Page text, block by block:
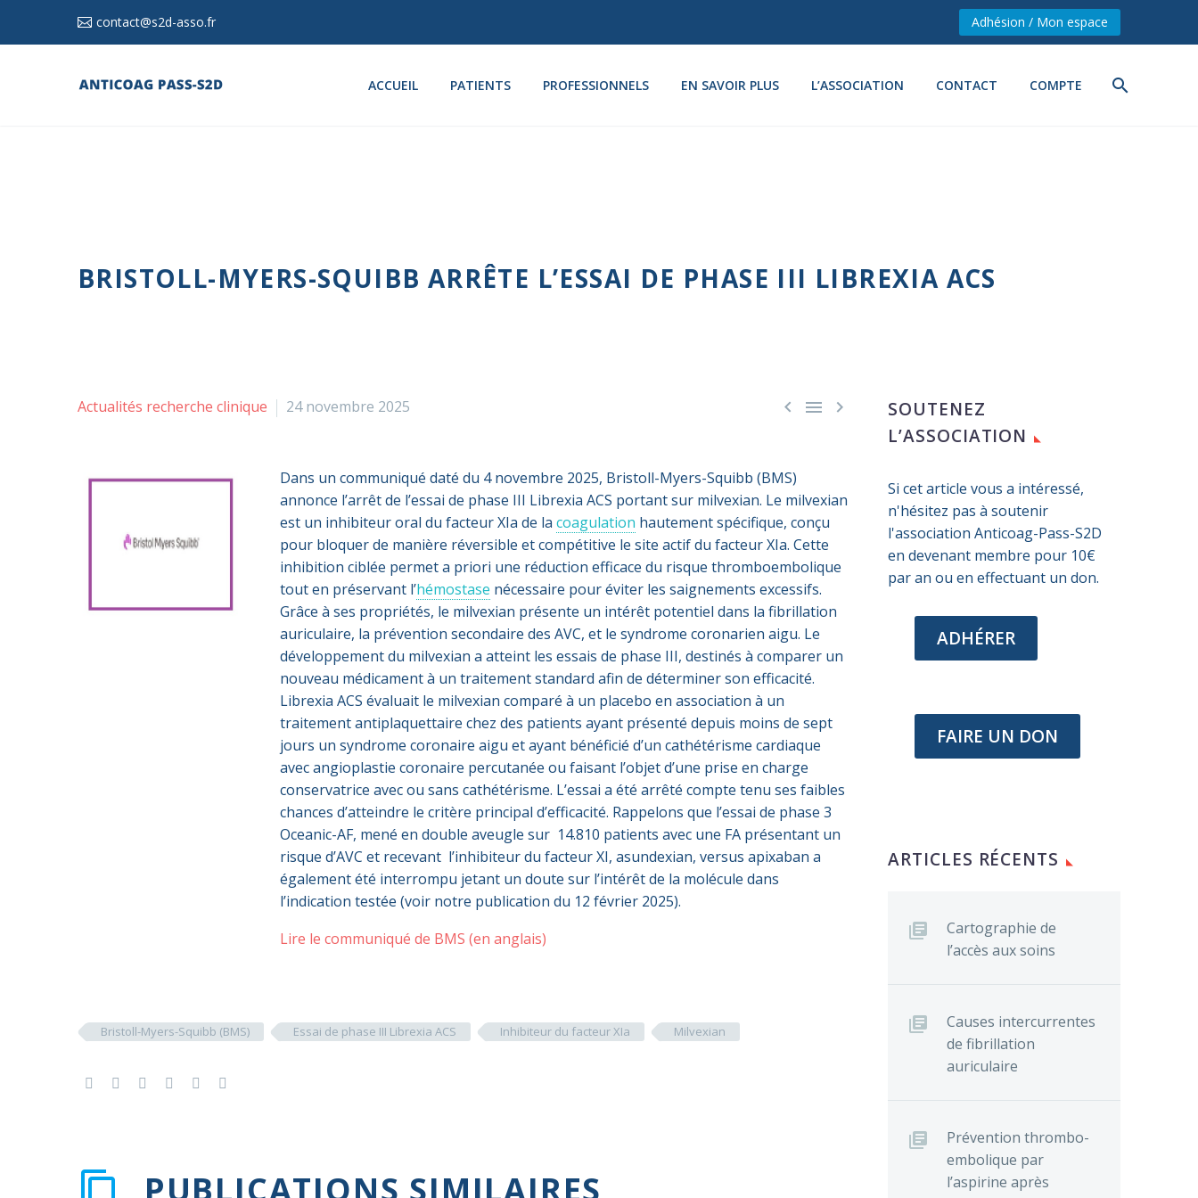
contact@s2d-asso.fr Adhésion / Mon espace
ACCUEIL PATIENTS PROFESSIONNELS EN SAVOIR PLUS L’ASSOCIATION CONTACT COMPTE
BRISTOLL-MYERS-SQUIBB ARRÊTE L’ESSAI DE PHASE III LIBREXIA ACS
  
Actualités recherche clinique 24 novembre 2025
Dans un communiqué daté du 4 novembre 2025, Bristoll-Myers-Squibb (BMS)
annonce l’arrêt de l’essai de phase III Librexia ACS portant sur milvexian. Le milvexian
est un inhibiteur oral du facteur XIa de lacoagulation hautement spécifique, conçu
pour bloquer de manière réversible et compétitive le site actif du facteur XIa. Cette
inhibition ciblée permet a priori une réduction efficace du risque thromboembolique
tout en préservant l’hémostase nécessaire pour éviter les saignements excessifs.
Grâce à ses propriétés, le milvexian présente un intérêt potentiel dans la fibrillation
auriculaire, la prévention secondaire des AVC, et le syndrome coronarien aigu. Le
développement du milvexian a atteint les essais de phase III, destinés à comparer un
nouveau médicament à un traitement standard afin de déterminer son efficacité.
Librexia ACS évaluait le milvexian comparé à un placebo en association à un
traitement antiplaquettaire chez des patients ayant présenté depuis moins de sept
jours un syndrome coronaire aigu et ayant bénéficié d’un cathétérisme cardiaque
avec angioplastie coronaire percutanée ou faisant l’objet d’une prise en charge
conservatrice avec ou sans cathétérisme. L’essai a été arrêté compte tenu ses faibles
chances d’atteindre le critère principal d’efficacité. Rappelons que l’essai de phase 3
Oceanic-AF, mené en double aveugle sur 14.810 patients avec une FA présentant un
risque d’AVC et recevant l’inhibiteur du facteur XI, asundexian, versus apixaban a
également été interrompu jetant un doute sur l’intérêt de la molécule dans
l’indication testée (voir notre publication du 12 février 2025).
Lire le communiqué de BMS (en anglais)
Bristoll-Myers-Squibb (BMS) Essai de phase III Librexia ACS Inhibiteur du facteur XIa Milvexian
SOUTENEZ
L’ASSOCIATION
Si cet article vous a intéressé,
n'hésitez pas à soutenir
l'association Anticoag-Pass-S2D
en devenant membre pour 10€
par an ou en effectuant un don.
ADHÉRER
FAIRE UN DON
ARTICLES RÉCENTS
Cartographie de
l’accès aux soins
Causes intercurrentes
de fibrillation
auriculaire
Prévention thrombo-
embolique par
l’aspirine après